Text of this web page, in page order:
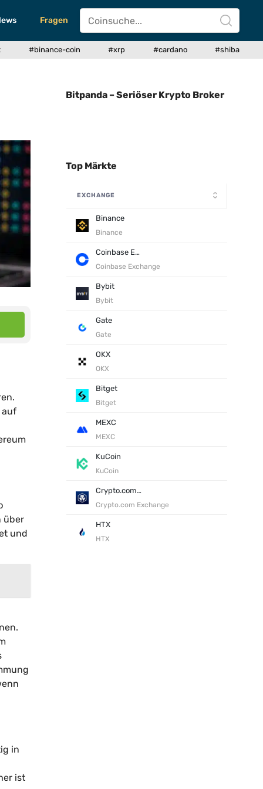
Fragen
#binance-coin #xrp #cardano #shiba
auf
über
und
in
ist
Bitpanda – Seriöser Krypto Broker
Top Märkte
EXCHANGE
Binance
Binance
Coinbase Exchange
Coinbase Exchange
Bybit
Bybit
Gate
Gate
OKX
OKX
Bitget
Bitget
MEXC
MEXC
KuCoin
KuCoin
Crypto.com Exchange
Crypto.com Exchange
HTX
HTX